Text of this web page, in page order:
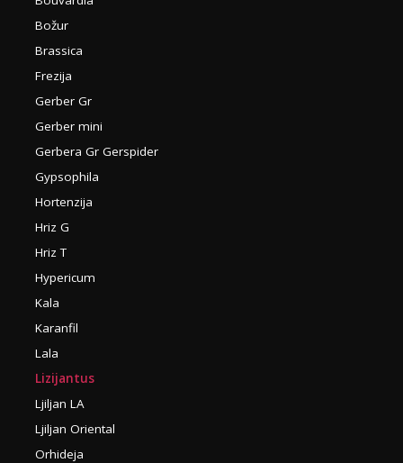
Božur
Brassica
Frezija
Gerber Gr
Gerber mini
Gerbera Gr Gerspider
Gypsophila
Hortenzija
Hriz G
Hriz T
Hypericum
Kala
Karanfil
Lala
Lizijantus
Ljiljan LA
Ljiljan Oriental
Orhideja